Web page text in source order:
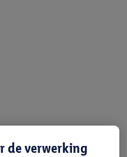
de verwerking